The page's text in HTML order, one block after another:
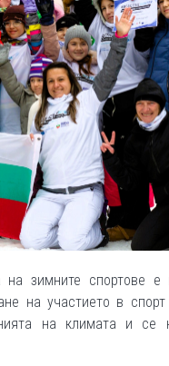
зимните спортове е
на участието в спорт
на климата и се